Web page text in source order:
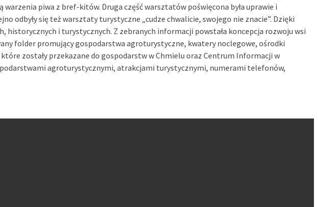
piwa z bref-kitów. Druga część warsztatów poświęcona była uprawie i
odbyły się też warsztaty turystyczne „cudze chwalicie, swojego nie znacie”. Dzięki
historycznych i turystycznych. Z zebranych informacji powstała koncepcja rozwoju wsi
folder promujący gospodarstwa agroturystyczne, kwatery noclegowe, ośrodki
zostały przekazane do gospodarstw w Chmielu oraz Centrum Informacji w
agroturystycznymi, atrakcjami turystycznymi, numerami telefonów,